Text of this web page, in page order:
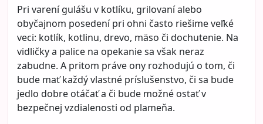
Pri varení gulášu v kotlíku, grilovaní alebo
obyčajnom posedení pri ohni často riešime veľké
veci: kotlík, kotlinu, drevo, mäso či dochutenie. Na
vidličky a palice na opekanie sa však neraz
zabudne. A pritom práve ony rozhodujú o tom, či
bude mať každý vlastné príslušenstvo, či sa bude
jedlo dobre otáčať a či bude možné ostať v
bezpečnej vzdialenosti od plameňa.